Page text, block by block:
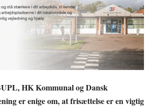
HK Kommunal og Dansk
er enige om, at frisættelse er en vigtig